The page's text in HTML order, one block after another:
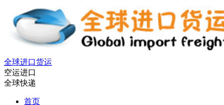
全球进口货运
空运进口
全球快递
首页